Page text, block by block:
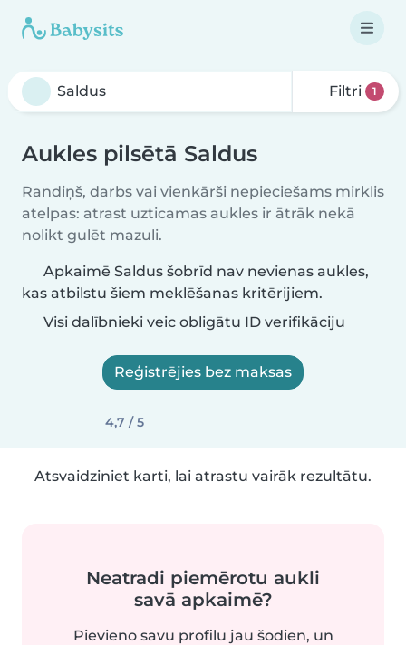
Filtri 1
Aukles pilsētā Saldus
Randiņš, darbs vai vienkārši nepieciešams mirklis
atelpas: atrast uzticamas aukles ir ātrāk nekā
nolikt gulēt mazuli.
Apkaimē Saldus šobrīd nav nevienas aukles,
kas atbilstu šiem meklēšanas kritērijiem.
Visi dalībnieki veic obligātu ID verifikāciju
Reģistrējies bez maksas
4,7 / 5
Atsvaidziniet karti, lai atrastu vairāk rezultātu.
Neatradi piemērotu aukli
savā apkaimē?
Pievieno savu profilu jau šodien, un